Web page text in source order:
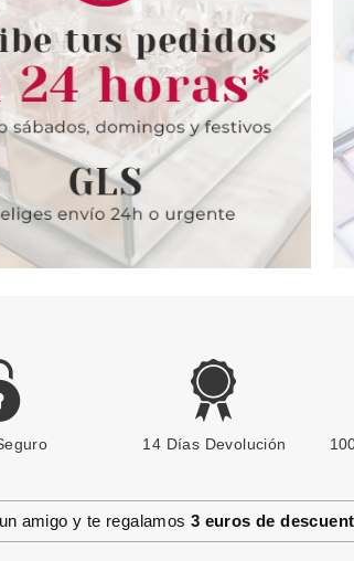
14 Días Devolución
amigo y te regalamos 3 euros de